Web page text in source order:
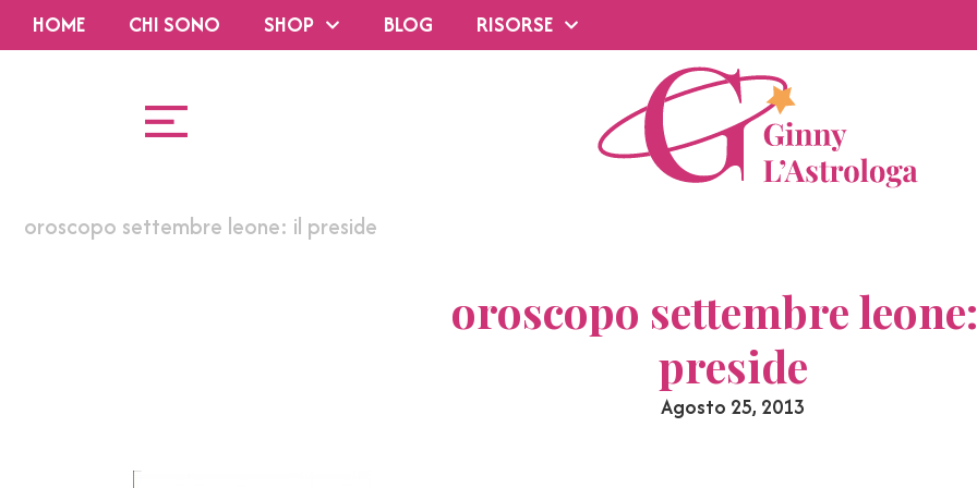
HOME CHI SONO SHOP BLOG RISORSE
oroscopo settembre leone: il preside
oroscopo settembre
preside
Agosto 25, 2013